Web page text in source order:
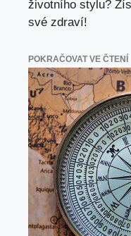
životního stylu?
své zdraví!
POKRAČOVAT VE ČTENÍ